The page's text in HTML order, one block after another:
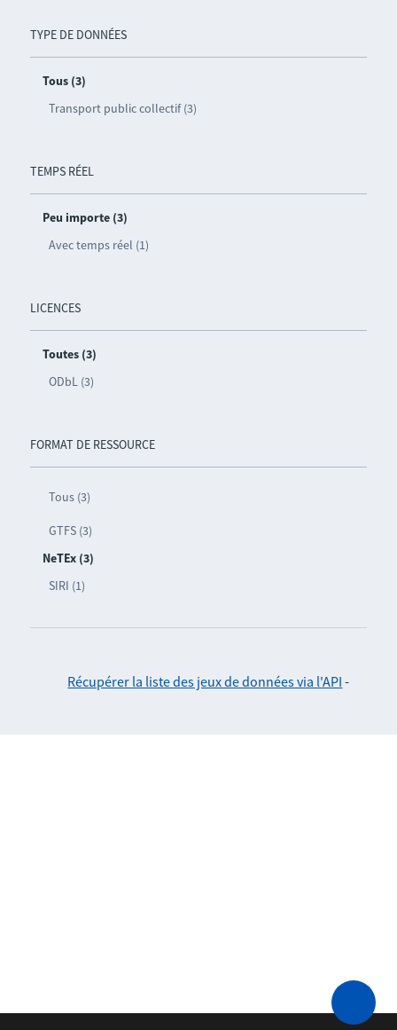
TYPE DE DONNÉES
Tous (3)
Transport public collectif (3)
TEMPS RÉEL
Peu importe (3)
Avec temps réel (1)
LICENCES
Toutes (3)
ODbL (3)
FORMAT DE RESSOURCE
Tous (3)
GTFS (3)
NeTEx (3)
SIRI (1)
Récupérer la liste des jeux de données via l'API -